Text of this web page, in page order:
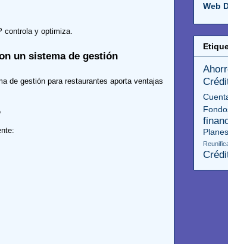
controla y optimiza.
un sistema de gestión
de gestión para restaurantes aporta ventajas
Web